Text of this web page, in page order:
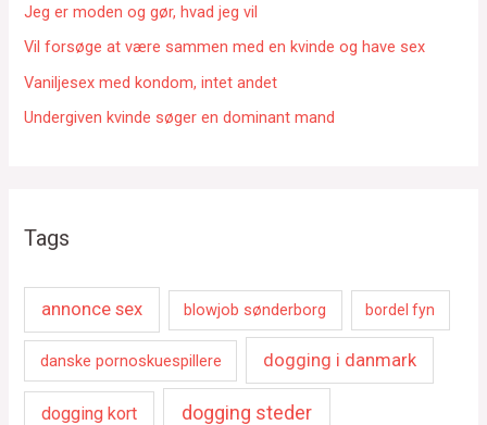
Jeg er moden og gør, hvad jeg vil
Vil forsøge at være sammen med en kvinde og have sex
Vaniljesex med kondom, intet andet
Undergiven kvinde søger en dominant mand
Tags
annonce sex blowjob sønderborg bordel fyn
danske pornoskuespillere dogging i danmark
dogging kort dogging steder